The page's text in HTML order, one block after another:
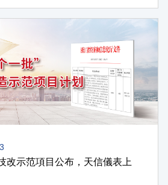
改示范項目公布，天信儀表上